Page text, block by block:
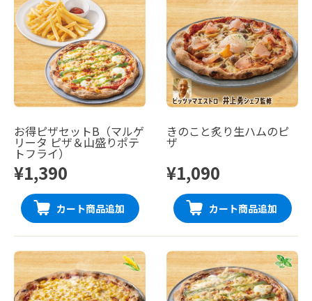
お得ピザセットB（マルゲ
リータ ピザ＆山盛りポテ
トフライ）
¥1,390
カート商品追加
きのこと炙り生ハムのピ
ザ
¥1,090
カート商品追加